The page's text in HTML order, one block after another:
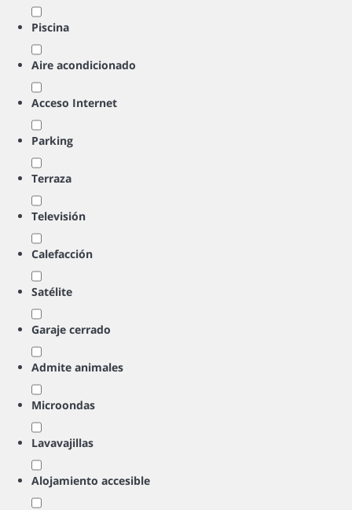
Piscina
Aire acondicionado
Acceso Internet
Parking
Terraza
Televisión
Calefacción
Satélite
Garaje cerrado
Admite animales
Microondas
Lavavajillas
Alojamiento accesible